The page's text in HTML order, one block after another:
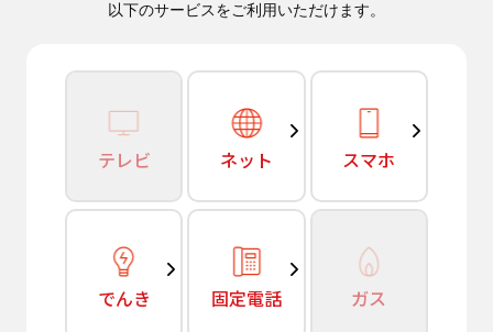
以下のサービスをご利用いただけます。
テレビ ネット スマホ
でんき 固定電話 ガス